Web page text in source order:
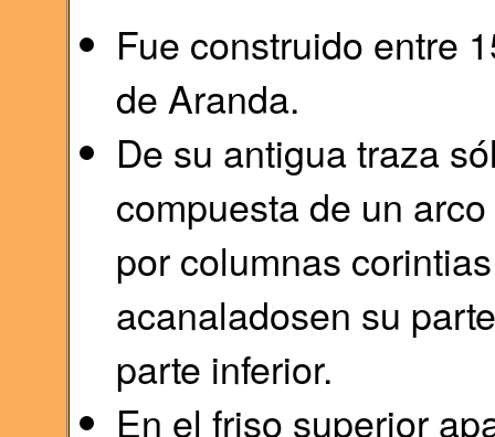
Fue construido entre
de Aranda.
De su antigua traza
compuesta de un
por columnas
acanaladosen su
parte inferior.
En el friso superior